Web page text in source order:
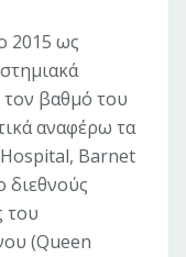
2015 ως
τον βαθμό του
αναφέρω τα
Hospital, Barnet
διεθνούς
του
(Queen